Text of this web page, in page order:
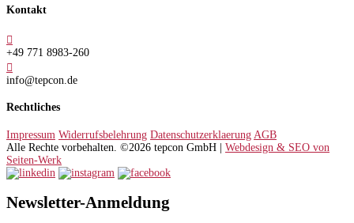
Kontakt

+49 771 8983-260

info@tepcon.de
Rechtliches
Impressum Widerrufsbelehrung Datenschutzerklaerung AGB
Alle Rechte vorbehalten. ©2026 tepcon GmbH | Webdesign & SEO von
Seiten-Werk
Newsletter-Anmeldung